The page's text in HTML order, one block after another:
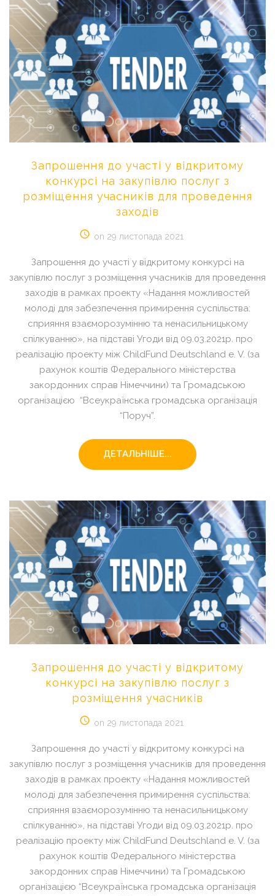
Запрошення до участі у відкритому
конкурсі на закупівлю послуг з
розміщення учасників для проведення
заходів
on 29 листопада 2021
Запрошення до участі у відкритому конкурсі на
закупівлю послуг з розміщення учасників для проведення
заходів в рамках проекту «Надання можливостей
молоді для забезпечення примирення суспільства:
сприяння взаєморозумінню та ненасильницькому
спілкуванню», на підставі Угоди від 09.03.2021р. про
реалізацію проекту між ChildFund Deutschland e. V. (за
рахунок коштів Федерального міністерства
закордонних справ Німеччини) та Громадською
організацією “Всеукраїнська громадська організація
“Поруч”.
ДЕТАЛЬНІШЕ...
Запрошення до участі у відкритому
конкурсі на закупівлю послуг з
розміщення учасників
on 29 листопада 2021
Запрошення до участі у відкритому конкурсі на
закупівлю послуг з розміщення учасників для проведення
заходів в рамках проекту «Надання можливостей
молоді для забезпечення примирення суспільства:
сприяння взаєморозумінню та ненасильницькому
спілкуванню», на підставі Угоди від 09.03.2021р. про
реалізацію проекту між ChildFund Deutschland e. V. (за
рахунок коштів Федерального міністерства
закордонних справ Німеччини) та Громадською
організацією “Всеукраїнська громадська організація